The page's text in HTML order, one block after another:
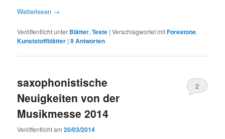
Weiterlesen →
Veröffentlicht unter Blätter,Teste |Verschlagwortet mitForestone,
Kunststoffblätter |9Antworten
saxophonistische
Neuigkeiten von der
Musikmesse 2014
Veröffentlicht am20/03/2014
2